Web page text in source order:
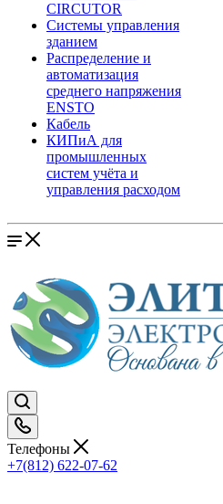
CIRCUTOR
Системы управления
зданием
Распределение и
автоматизация
среднего напряжения
ENSTO
Кабель
КИПиА для
промышленных
систем учёта и
управления расходом
Телефоны
+7(812) 622-07-62